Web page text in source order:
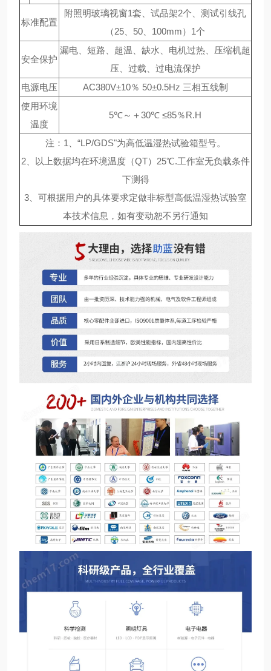
标准配置
附照明玻璃视窗1套、试品架2个、测试引线孔
（25、50、100mm）1个
安全保护
漏电、短路、超温、缺水、电机过热、压缩机超
压、过载、过电流保护
电源电压
AC380V±10％ 50±0.5Hz 三相五线制
使用环境
温度
5℃～＋30℃ ≤85％R.H
注：1、“LP/GDS"为高低温湿热试验箱型号。
2、以上数据均在环境温度（QT）25℃.工作室无负载条件
下测得
3、可根据用户的具体要求定做非标型高低温湿热试验室
本技术信息，如有变动恕不另行通知